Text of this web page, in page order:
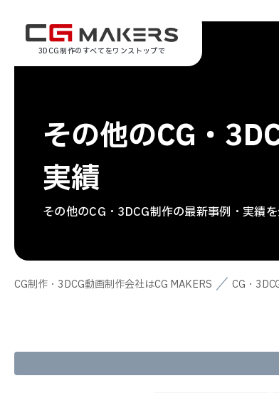
3DCG制作のすべてをワンストップで
その他のCG・
実績
その他のCG・3DCG制作の最新事例・実績を
CG制作・3DCG動画制作会社はCG MAKERS CG・